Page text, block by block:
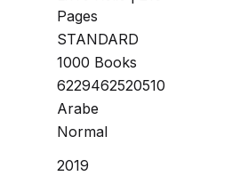
Pages
STANDARD
1000 Books
6229462520510
Arabe
Normal
2019